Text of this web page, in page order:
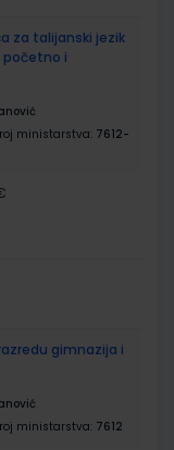
za talijanski jezik
početno i
ministarstva: 7612-
razredu gimnazija i
ministarstva: 7612